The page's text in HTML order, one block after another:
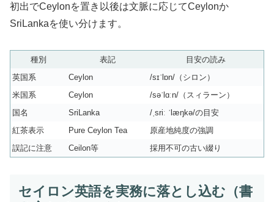
初出でCeylonを置き以後は文脈に応じてCeylonか
SriLankaを使い分けます。
種別 表記
目安の読み
英国系
Ceylon
/sɪˈlɒn/（シロン）
米国系
Ceylon
/səˈlɑːn/（スィラーン）
国名
SriLanka
/ˌsriː ˈlæŋkə/の目安
紅茶表示
Pure Ceylon Tea
原産地純度の強調
誤記に注意
Ceilon等 採用不可の古い綴り
セイロン英語を実務に落とし込む（書